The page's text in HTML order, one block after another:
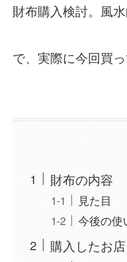
財布購入検討。風水
で、実際に今回買
財布の内容
見た目
今後の使
購入したお店